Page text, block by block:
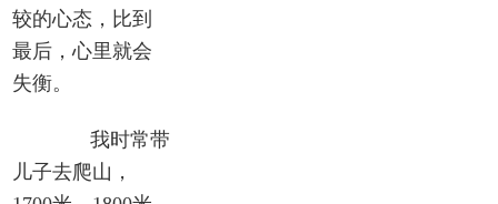
较的心态，比到
最后，心里就会
失衡。
我时常带
儿子去爬山，